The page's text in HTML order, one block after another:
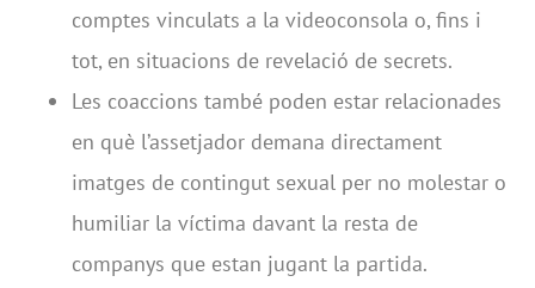
comptes vinculats a la videoconsola o, fins i
tot, en situacions de revelació de secrets.
Les coaccions també poden estar relacionades
en què l’assetjador demana directament
imatges de contingut sexual per no molestar o
humiliar la víctima davant la resta de
companys que estan jugant la partida.